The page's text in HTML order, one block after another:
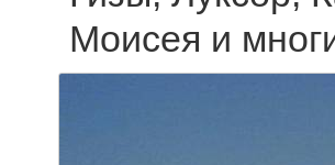
Моисея и